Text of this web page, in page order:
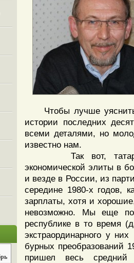
Чтобы лучше уяснить
истории последних
всеми деталями, но
известно нам.
Так вот,
экономической элиты в
и везде в России, из
середине 1980-х годов,
зарплаты, хотя и
невозможно. Мы еще
республике в то время
экстраординарного у
бурных преобразований
пришел весь средний